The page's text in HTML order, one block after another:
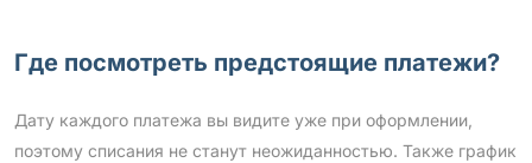
Где посмотреть предстоящие платежи?
Дату каждого платежа вы видите уже при оформлении,
поэтому списания не станут неожиданностью. Также график